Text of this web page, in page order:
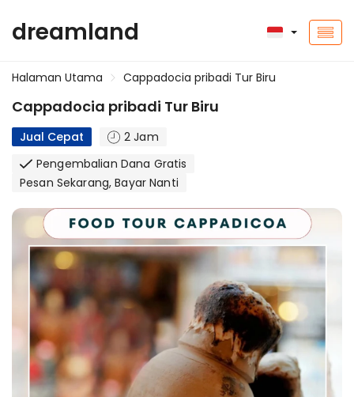
dreamland
Halaman Utama Cappadocia pribadi Tur Biru
Cappadocia pribadi Tur Biru
Jual Cepat
2 Jam
Pengembalian Dana Gratis
Pesan Sekarang, Bayar Nanti